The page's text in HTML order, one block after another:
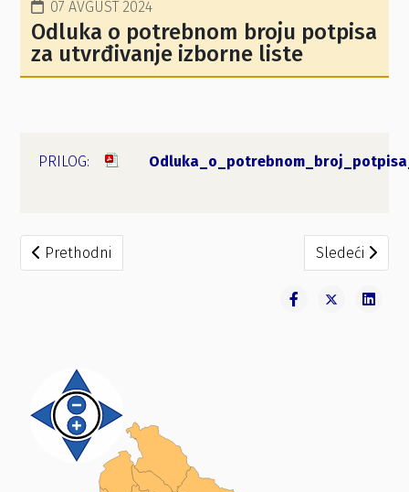
07 AVGUST 2024
Odluka o potrebnom broju potpisa
za utvrđivanje izborne liste
Prethodni članak: Rješenje i zaključci - "GUSINJE MOŽE
Prethodni Sledeći
Sledeći